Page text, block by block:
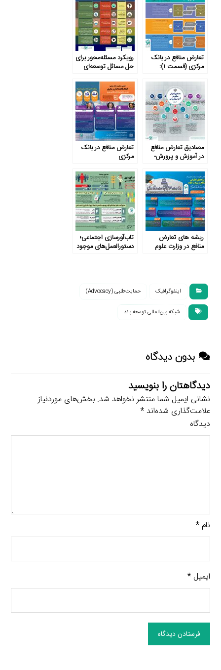
تعارض منافع در بانک
مرکزی (قسمت ۱):
رویکرد مسئله‌محور برای
حل مسائل توسعه‌ای
مصادیق تعارض منافع
در آموزش و پرورش-
تعارض منافع در بانک
مرکزی
ریشه های تعارض
منافع در وزارت علوم
تاب‌آورسازی اجتماعی؛
دستورالعمل‌های موجود
اینفوگرافیک حمایت‌طلبی (Advocacy)
شبکه بین‌المللی توسعه باند
بدون دیدگاه
دیدگاهتان را بنویسید
نشانی ایمیل شما منتشر نخواهد شد. بخش‌های موردنیاز
علامت‌گذاری شده‌اند*
دیدگاه
نام*
ایمیل*
فرستادن دیدگاه